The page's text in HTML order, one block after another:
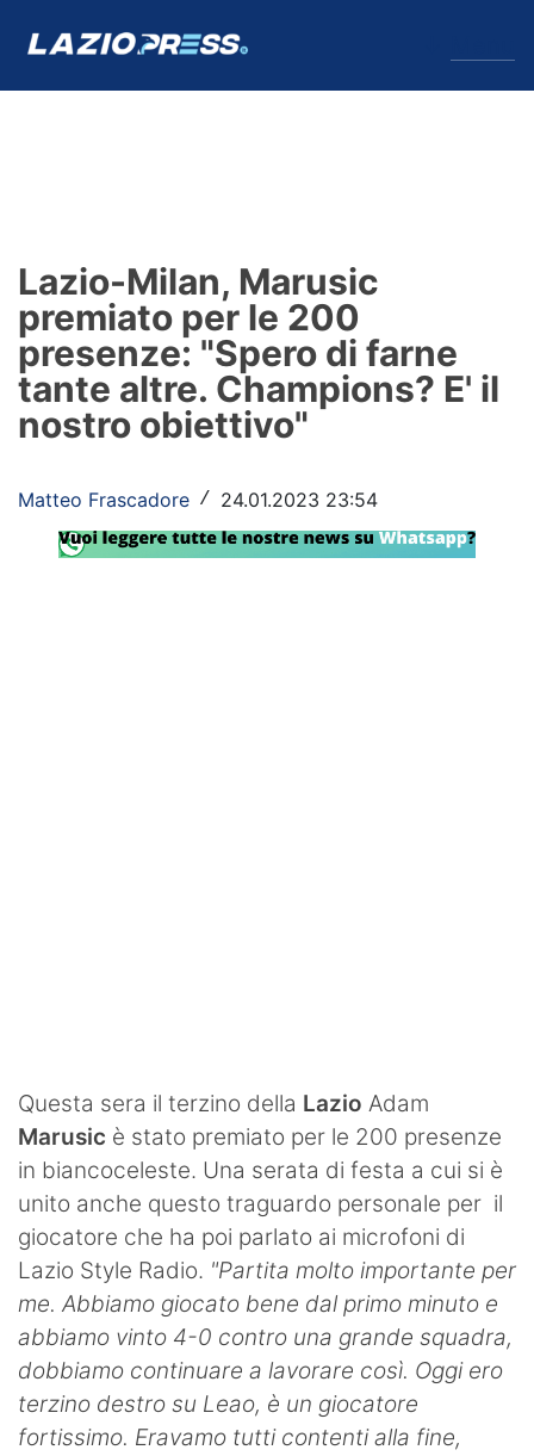
Formello
Infortuni
Primavera
Lazio Women
Rassegna Lazio
SHOP LAZIO
Contatti
Lazio-Milan, Marusic
premiato per le 200
presenze: "Spero di farne
tante altre. Champions? E' il
nostro obiettivo"
Matteo Frascadore / 24.01.2023 23:54
Questa sera il terzino della Lazio Adam
Marusic è stato premiato per le 200 presenze
in biancoceleste. Una serata di festa a cui si è
unito anche questo traguardo personale per il
giocatore che ha poi parlato ai microfoni di
Lazio Style Radio. "Partita molto importante per
me. Abbiamo giocato bene dal primo minuto e
abbiamo vinto 4-0 contro una grande squadra,
dobbiamo continuare a lavorare così. Oggi ero
terzino destro su Leao, è un giocatore
fortissimo. Eravamo tutti contenti alla fine,